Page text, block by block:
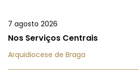
7 agosto 2026
Nos Serviços Centrais
Arquidiocese de Braga